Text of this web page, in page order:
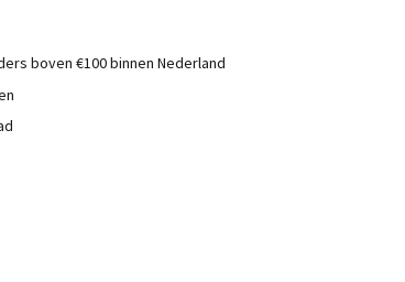
boven €100 binnen Nederland